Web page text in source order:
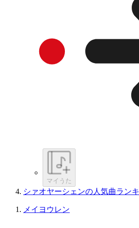
マイうた
シァオヤーシェンの人気曲ラン
メイヨウレン